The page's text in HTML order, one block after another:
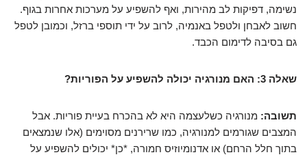
נשימה, דפיקות לב מהירות, ואף להשפיע על מערכות אחרות בגוף.
חשוב לאבחן ולטפל באנמיה, לרוב על ידי תוספי ברזל, וכמובן לטפל
גם בסיבה לדימום הכבד.
שאלה 3: האם מנורגיה יכולה להשפיע על הפוריות?
תשובה: מנורגיה כשלעצמה היא לא בהכרח בעיית פוריות. אבל
המצבים שגורמים למנורגיה, כמו שרירנים מסוימים (אלו שנמצאים
בתוך חלל הרחם) או אדנומיוזיס חמורה, *כן* יכולים להשפיע על